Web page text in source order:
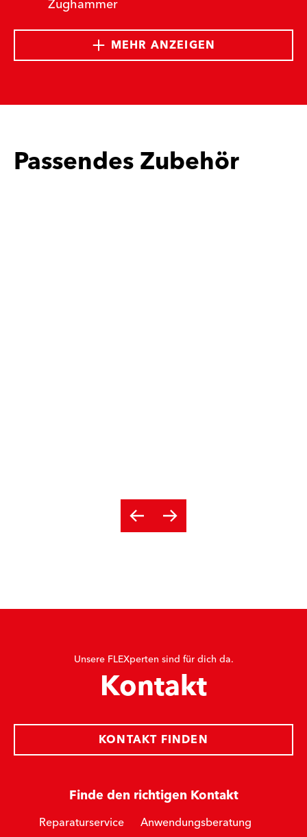
Zughammer
MEHR ANZEIGEN
Passendes Zubehör
Unsere FLEXperten sind für dich da.
Kontakt
Finde den richtigen Kontakt
Reparaturservice Anwendungsberatung
KONTAKT FINDEN